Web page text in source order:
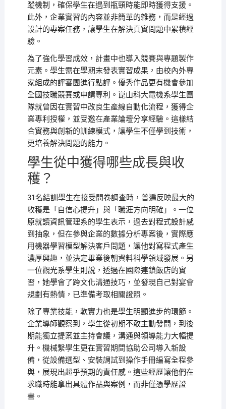
蹤機制，確保學生在遇到瓶頸時能即時獲得支援。
此外，企業實習的內容並非簡單的雜務，而是經過
設計的專案任務，讓學生在解決真實問題中累積經
驗。
為了強化學習成效，計畫中也導入競賽與專題製作
元素。學生需在學期末發表實習成果，由校內外專
家組成的評審團進行點評。優秀作品更有機會參加
全國技職競賽或申請專利。崑山科大電機系學生團
隊就曾因在實習中改良生產線自動化流程，獲得企
業專利授權，並受邀在產業論壇分享經驗。這樣結
合實務與創新的訓練模式，讓學生不僅學到技術，
更培養解決問題的能力。
學生從中獲得哪些成長與收
穫？
31名結訓學生在接受問卷調查時，普遍反映最大的
收穫是「自信心提升」與「職涯方向明確」。一位
原就讀資訊管理系的學生表示，過去對程式設計感
到抽象，但在參與企業的數據分析專案後，實際應
用機器學習模型解決客戶問題，讓他對寫程式產生
濃厚興趣，並決定畢業後朝資料科學領域發展。另
一位觀光系學生則說，透過在國際連鎖飯店的實
習，她學會了跨文化溝通技巧，並發現自己對宴會
規劃有熱情，已準備考取相關證照。
除了專業技能，軟實力也是學生明顯進步的環節。
企業導師觀察到，學生從初期不敢主動發問，到後
期能獨立提案並主持會議，溝通與領導能力大幅提
升。機械繫學生更在實習期間協助公司導入新設
備，從設備選型、安裝調試到操作手冊編寫全程參
與，展現出超乎預期的責任感。這些經歷讓他們在
求職時能拿出具體作品與案例，而非僅憑學歷證
書。